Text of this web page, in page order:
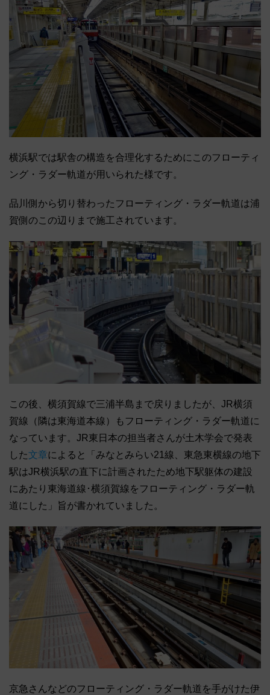
横浜駅では駅舎の構造を合理化するためにこのフローティ
ング・ラダー軌道が用いられた様です。
品川側から切り替わったフローティング・ラダー軌道は浦
賀側のこの辺りまで施工されています。
この後、横須賀線で三浦半島まで戻りましたが、JR横須
賀線（隣は東海道本線）もフローティング・ラダー軌道に
なっています。JR東日本の担当者さんが土木学会で発表
した文章によると「みなとみらい21線、東急東横線の地下
駅はJR横浜駅の直下に計画されたため地下駅躯体の建設
にあたり東海道線･横須賀線をフローティング・ラダー軌
道にした」旨が書かれていました。
京急さんなどのフローティング・ラダー軌道を手がけた伊